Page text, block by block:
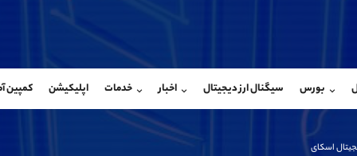
بورس سیگنال ارز دیجیتال اخبار خدمات اپلیکیشن کمپین
اسکای@Armteam_admin_104
واتساپ
تلگرام